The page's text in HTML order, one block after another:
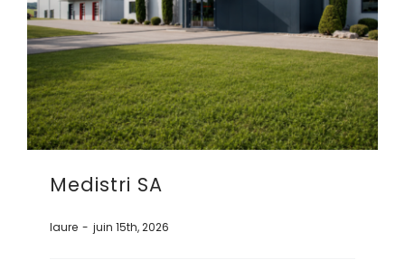
Medistri SA
laure - juin 15th, 2026